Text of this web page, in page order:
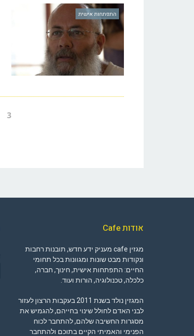
התפתחות אישית
3
אודות Cafe
מגזין cafe מעניק ידע חדש, תובנות רחבות
ונקודות מבט שונות ומגוונות בכל תחומי
החיים: התפתחות אישית, חינוך, חברה,
כלכלה, טכנולוגיה, הורות ועוד.
המגזין נולד בשנת 2011 בעקבות הרצון לעזור
לבני האדם לחולל שינוי בחייהם, להגמיש את
מסגרות החשיבה שלהם, להתחבר לכוח
הפנימי והאמיתי הקיים בתוכם ולהתחבר